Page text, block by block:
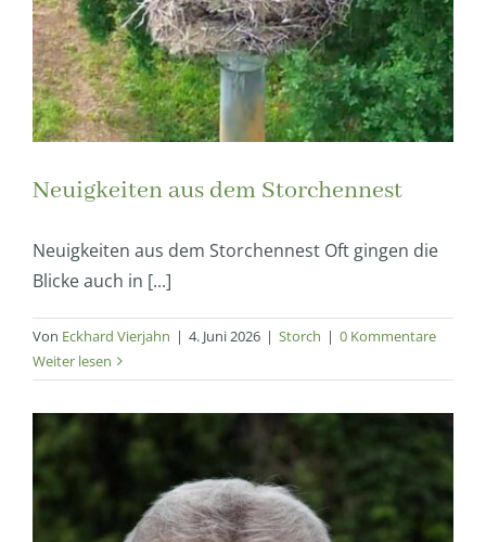
Neuigkeiten aus dem Storchennest
Neuigkeiten aus dem Storchennest Oft gingen die
Blicke auch in [...]
Von Eckhard Vierjahn | 4. Juni 2026 | Storch | 0 Kommentare
Weiter lesen